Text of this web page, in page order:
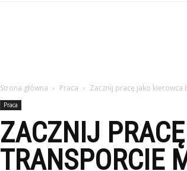
Strona główna Praca Zacznij pracę jako
Praca
ZACZNIJ
TRANSPORCIE